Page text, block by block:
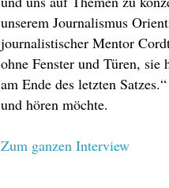
unserem Journalismus
journalistischer Mentor
ohne Fenster und Türen,
am Ende des letzten
und hören möchte.
Zum ganzen Interview